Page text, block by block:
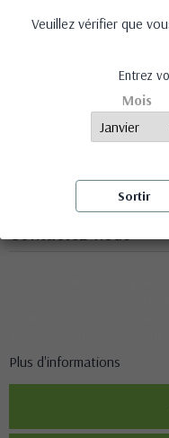
lecoinduplaisir.fr vous propose
Informations
Contactez-nous
Veuillez vérifier que
Entrez
Mois
Sortir
Plus d'informations